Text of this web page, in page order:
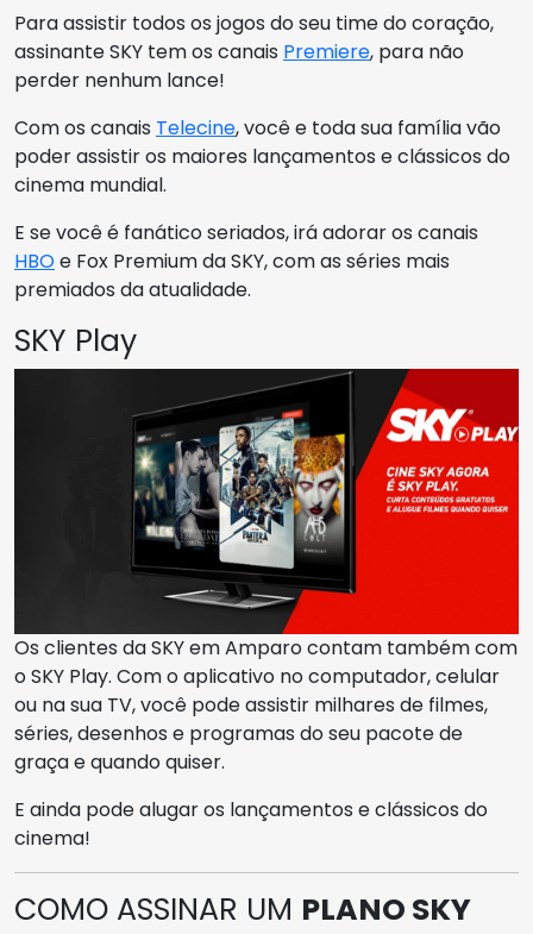
Para assistir todos os jogos do seu time do coração,
assinante SKY tem os canais Premiere, para não
perder nenhum lance!
Com os canais Telecine, você e toda sua família vão
poder assistir os maiores lançamentos e clássicos do
cinema mundial.
E se você é fanático seriados, irá adorar os canais
HBOe Fox Premium da SKY, com as séries mais
premiados da atualidade.
SKY Play
Os clientes da SKY em Amparo contam também com
o SKY Play. Com o aplicativo no computador, celular
ou na sua TV, você pode assistir milhares de filmes,
séries, desenhos e programas do seu pacote de
graça e quando quiser.
E ainda pode alugar os lançamentos e clássicos do
cinema!
COMO ASSINAR UM PLANO SKY